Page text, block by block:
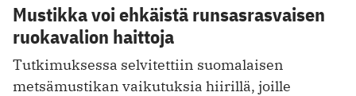
Mustikka voi ehkäistä runsasrasvaisen
ruokavalion haittoja
Tutkimuksessa selvitettiin suomalaisen
metsämustikan vaikutuksia hiirillä, joille